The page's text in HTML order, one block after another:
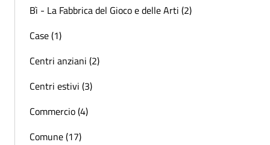
Bì - La Fabbrica del Gioco e delle Arti (2)
Case (1)
Centri anziani (2)
Centri estivi (3)
Commercio (4)
Comune (17)